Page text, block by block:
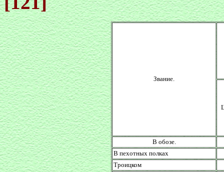
Звание.
В обозе.
В пехотных полках
Троицком